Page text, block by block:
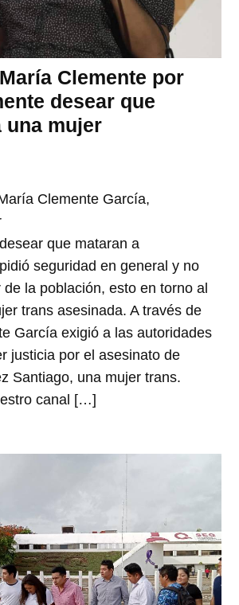
Clemente por
desear que
una mujer
Clemente García,
que mataran a
seguridad en general y no
la población, esto en torno al
trans asesinada. A través de
García exigió a las autoridades
justicia por el asesinato de
Santiago, una mujer trans.
canal […]